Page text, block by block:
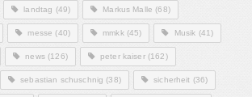
landtag (49) Markus Malle (68)
messe (40) mmkk(45) Musik (41)
news(126) peter kaiser(162)
sebastian schuschnig (38) sicherheit (36)